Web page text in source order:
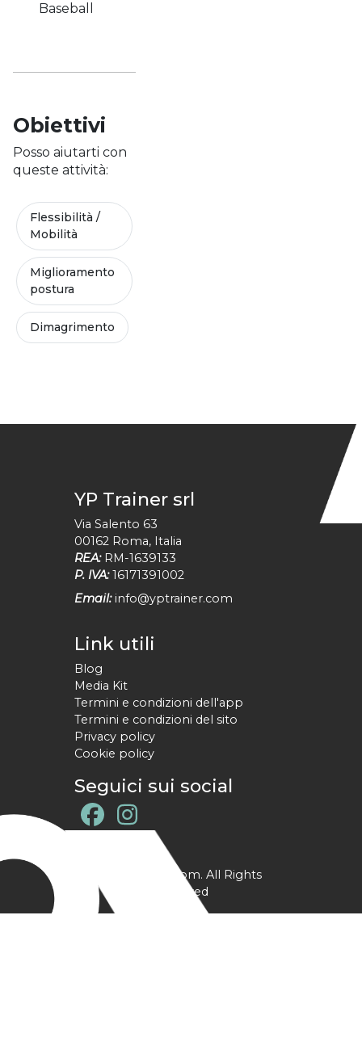
Baseball
Obiettivi
Posso aiutarti con
queste attività:
Flessibilità /
Mobilità
Miglioramento
postura
Dimagrimento
YP Trainer srl
Via Salento 63
00162 Roma, Italia
REA: RM-1639133
P. IVA: 16171391002
Email: info@yptrainer.com
Link utili
Blog
Media Kit
Termini e condizioni dell'app
Termini e condizioni del sito
Privacy policy
Cookie policy
Seguici sui social
@ YPtrainer.com. All Rights
Reserved